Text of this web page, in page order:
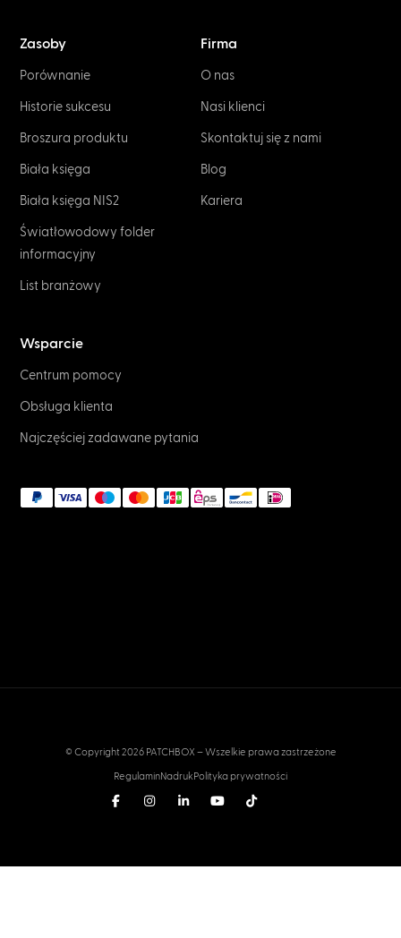
Zasoby
Porównanie
Historie sukcesu
Broszura produktu
Biała księga
Biała księga NIS2
Światłowodowy folder
informacyjny
List branżowy
Firma
O nas
Nasi klienci
Skontaktuj się z nami
Blog
Kariera
Wsparcie
Centrum pomocy
Obsługa klienta
Najczęściej zadawane pytania
© Copyright 2026 PATCHBOX – Wszelkie prawa zastrzeżone
RegulaminNadrukPolityka prywatności